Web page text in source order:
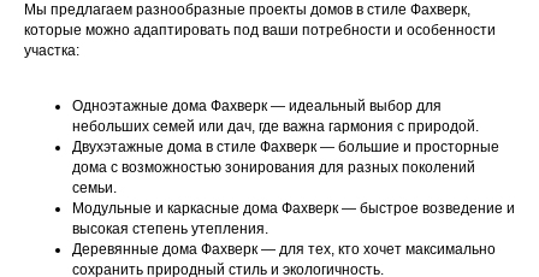
Мы предлагаем разнообразные проекты домов в стиле Фахверк,
которые можно адаптировать под ваши потребности и особенности
участка:
Одноэтажные дома Фахверк — идеальный выбор для
небольших семей или дач, где важна гармония с природой.
Двухэтажные дома в стиле Фахверк — большие и просторные
дома с возможностью зонирования для разных поколений
семьи.
Модульные и каркасные дома Фахверк — быстрое возведение и
высокая степень утепления.
Деревянные дома Фахверк — для тех, кто хочет максимально
сохранить природный стиль и экологичность.